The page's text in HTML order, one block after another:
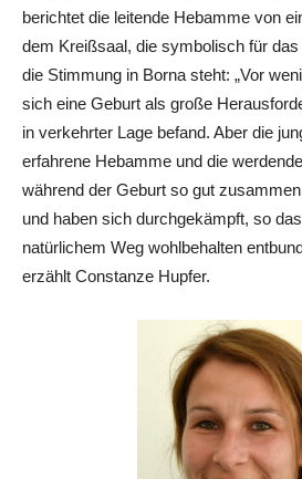
berichtet die leitende Hebamme von
dem Kreißsaal, die symbolisch für
die Stimmung in Borna steht: „Vor
sich eine Geburt als große
in verkehrter Lage befand. Aber die
erfahrene Hebamme und die
während der Geburt so gut
und haben sich durchgekämpft, so
natürlichem Weg wohlbehalten
erzählt Constanze Hupfer.